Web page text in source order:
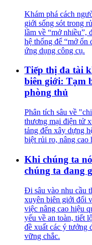
Khám phá cách
giới sống sót trong
lầm về “mở nhiều”,
hệ thống để “mở ổn
ứng dụng công cụ.
Tiếp thị đa tài
biên giới: Tạm
phòng thủ
Phân tích sâu về
thương mại điện tử
tảng đến xây dựng
biệt rủi ro, nâng cao
Khi chúng ta
chúng ta đang
Đi sâu vào nhu cầu
xuyên biên giới đối
việc nâng cao hiệu
yếu về an toàn, tiết
đề xuất các ý tưởng
vững chắc.